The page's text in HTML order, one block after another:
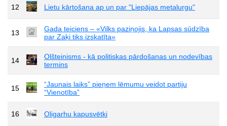
12 Lietu kārtošana ap un par "Liepājas metalurgu"
13
Gada teiciens – «Vilks paziņojis, ka Lapsas sūdzība
par Zaķi tiks izskatīta»
14
Olšteinisms - kā politiskas pārdošanas un nodevības
termins
15
“Jaunais laiks” pieņem lēmumu veidot partiju
“Vienotība”
16 Oligarhu kapusvētki